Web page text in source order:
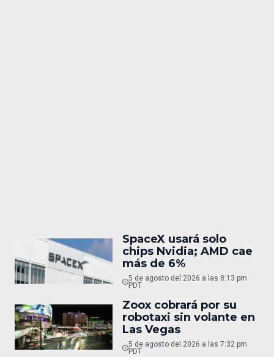
SpaceX usará solo
chips Nvidia; AMD cae
más de 6%
5 de agosto del 2026 a las 8:13 pm
PDT
Zoox cobrará por su
robotaxi sin volante en
Las Vegas
5 de agosto del 2026 a las 7:32 pm
PDT